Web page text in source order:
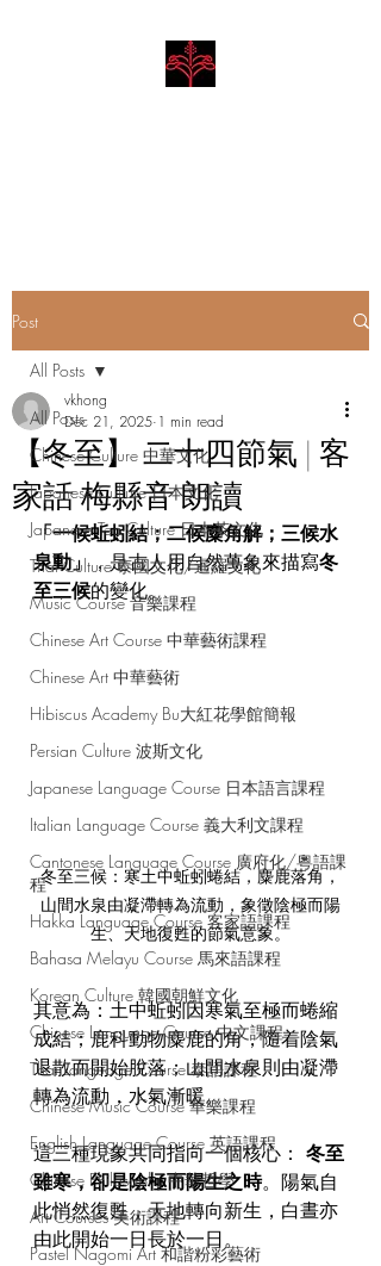
Post
All Posts
Chinese Culture 中華文化
Japanese Culture 日本文化
Japanese Tea Culture 日本茶文化
Thai Culture 泰國文化/暹羅文化
Music Course 音樂課程
Chinese Art Course 中華藝術課程
Chinese Art 中華藝術
Hibiscus Academy Bu大紅花學館簡報
Persian Culture 波斯文化
Japanese Language Course 日本語言課程
Italian Language Course 義大利文課程
Cantonese Language Course 廣府化/粵語課
程
Hakka Language Course 客家語課程
Bahasa Melayu Course 馬來語課程
Korean Culture 韓國朝鮮文化
Chinese Language Course 中文課程
Thai Language Course 泰語課程
Chinese Music Course 華樂課程
English Language Course 英語課程
Chinese Philosophy 中華哲學
Art Courses 美術課程
Pastel Nagomi Art 和諧粉彩藝術
All Posts
【冬至】 二十四節氣 | 客
家話 梅縣音 朗讀
vkhong
Dec 21, 2025 1 min read
「一候蚯蚓結；二候麋角解；三候水
泉動」，是古人用自然萬象來描寫冬
至三候的變化。
冬至三候：寒土中蚯蚓蜷結，麋鹿落角，
山間水泉由凝滯轉為流動，象徵陰極而陽
生、天地復甦的節氣意象。
其意為：土中蚯蚓因寒氣至極而蜷縮
成結；鹿科動物麋鹿的角，隨着陰氣
退散而開始脫落；山間水泉則由凝滯
轉為流動，水氣漸暖。
這三種現象共同指向一個核心： 冬至
雖寒，卻是陰極而陽生之時。陽氣自
此悄然復甦，天地轉向新生，白晝亦
由此開始一日長於一日。